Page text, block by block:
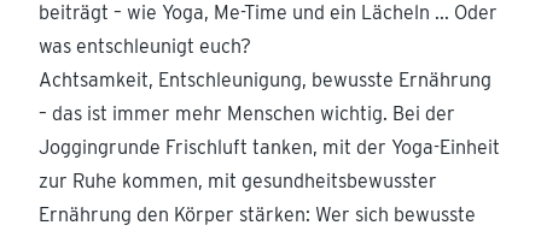
beiträgt – wie Yoga, Me-Time und ein Lächeln ... Oder
was entschleunigt euch?
Achtsamkeit, Entschleunigung, bewusste Ernährung
– das ist immer mehr Menschen wichtig. Bei der
Joggingrunde Frischluft tanken, mit der Yoga-Einheit
zur Ruhe kommen, mit gesundheitsbewusster
Ernährung den Körper stärken: Wer sich bewusste